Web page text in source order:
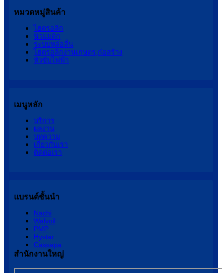
หมวดหมู่สินค้า
ไฮดรอลิก
นิวแมติก
ระบบหล่อลื่น
ไฮดรอลิกงานเกษตร,ก่อสร้าง
หัวขับไฟฟ้า
เมนูหลัก
บริการ
ผลงาน
บทความ
เกี่ยวกับเรา
ติดต่อเรา
แบรนด์ชั้นนำ
Nachi
Walvoil
PMP
Hystar
Cassapa
สำนักงานใหญ่